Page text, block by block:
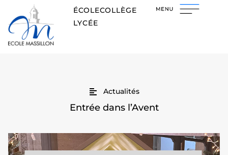
ÉCOLECOLLÈGE
LYCÉE
Actualités
Entrée dans l’Avent